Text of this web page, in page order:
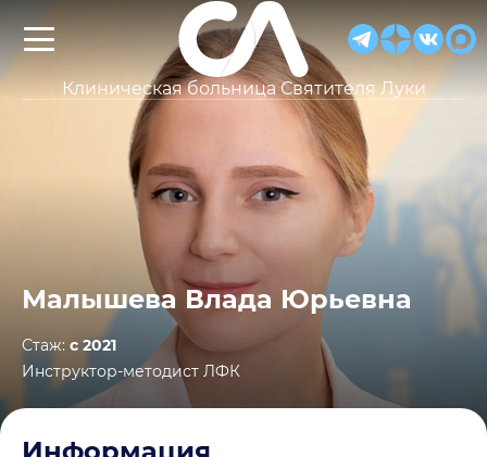
Клиническая больница Святителя Луки
Малышева Влада Юрьевна
Стаж: с 2021
Инструктор-методист ЛФК